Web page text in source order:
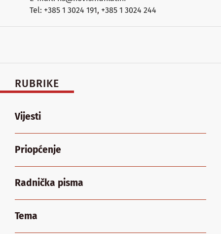
Tel: +385 1 3024 191, +385 1 3024 244
RUBRIKE
Vijesti
Priopćenje
Radnička pisma
Tema